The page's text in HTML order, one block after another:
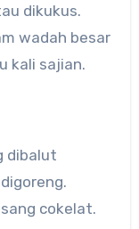
dikukus.
wadah besar
kali sajian.
dibalut
cokelat.